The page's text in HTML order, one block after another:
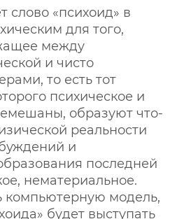
слово «психоид» в
для того,
между
и чисто
то есть тот
психическое и
образуют что-
реальности
и
последней
нематериальное.
компьютерную модель,
будет выступать